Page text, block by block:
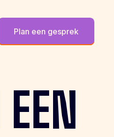
Plan een gesprek
EEN